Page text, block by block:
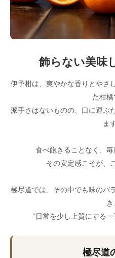
飾らない美味
伊予柑は、爽やかな香りとやさ
た柑橘
派手さはないものの、口に運ぶ
ま
食べ飽きることなく、毎
その安定感こそが、
極尽道では、その中でも味のバ
き
“日常を少し上質にする一
極尽道